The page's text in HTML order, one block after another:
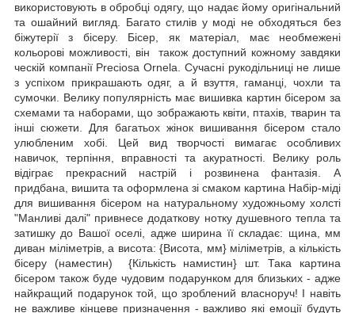
використовують в обробці одягу, що надає йому оригінальний
та ошайний вигляд. Багато стилів у моді не обходяться без
біжутерії з бісеру. Бісер, як матеріал, має необмежені
кольорові можливості, він також доступний кожному завдяки
ческій компанії Preciosa Ornela. Сучасні рукодільниці не лише
з успіхом прикрашають одяг, а й взуття, гаманці, чохли та
сумочки. Велику популярність має вишивка картин бісером за
схемами та наборами, що зображають квіти, птахів, тварин та
інші сюжети. Для багатьох жінок вишивання бісером стало
улюбленим хобі. Цей вид творчості вимагає особливих
навичок, терпіння, вправності та акуратності. Велику роль
відіграє прекрасний настрій і розвинена фантазія. А
придбана, вишита та оформлена зі смаком картина Набір-міді
для вишивання бісером на натуральному художньому холсті
"Манливі далі" привнесе додаткову нотку душевного тепла та
затишку до Вашої оселі, адже ширина її складає: щина, мм
диван міліметрів, а висота: {Висота, мм} міліметрів, а кількість
бісеру (наместин) {Кількість намистин} шт. Така картина
бісером також буде чудовим подарунком для близьких - адже
найкращий подарунок той, що зроблений власноруч! І навіть
не важливе кінцеве призначення - важливо які емоції будуть